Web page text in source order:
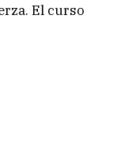
El curso